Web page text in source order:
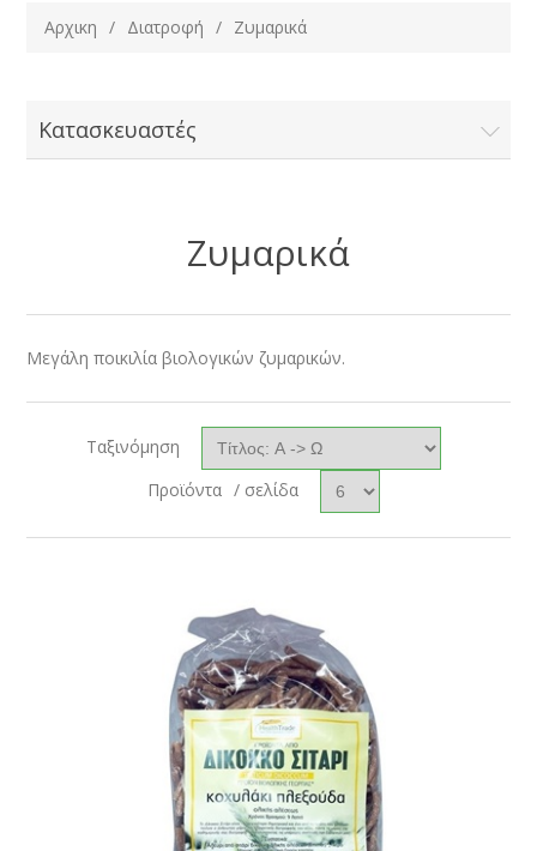
Αρχικη / Διατροφή / Ζυμαρικά
Κατασκευαστές
Ζυμαρικά
Μεγάλη ποικιλία βιολογικών ζυμαρικών.
Ταξινόμηση
Προϊόντα / σελίδα